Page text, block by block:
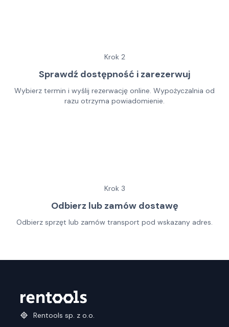
Krok 2
Sprawdź dostępność i zarezerwuj
Wybierz termin i wyślij rezerwację online. Wypożyczalnia od
razu otrzyma powiadomienie.
Krok 3
Odbierz lub zamów dostawę
Odbierz sprzęt lub zamów transport pod wskazany adres.
Rentools sp. z o.o.